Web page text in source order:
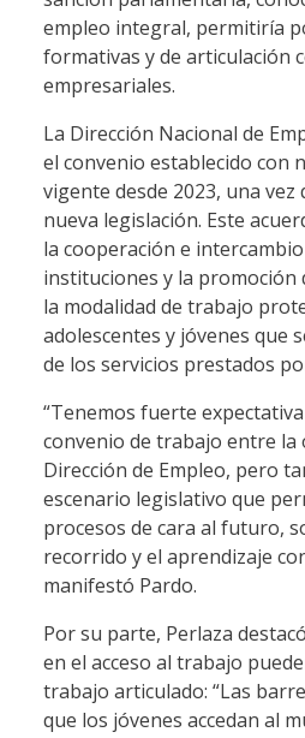
empleo integral, permitiría
formativas y de articulación
empresariales.
La Dirección Nacional de
el convenio establecido con
vigente desde 2023, una vez
nueva legislación. Este
la cooperación e
instituciones y la promoción
la modalidad de trabajo
adolescentes y jóvenes que
de los servicios prestados
“Tenemos fuerte
convenio de trabajo entre la
Dirección de Empleo, pero
escenario legislativo que
procesos de cara al futuro,
recorrido y el aprendizaje
manifestó Pardo.
Por su parte, Perlaza
en el acceso al trabajo
trabajo articulado: “Las
que los jóvenes accedan al